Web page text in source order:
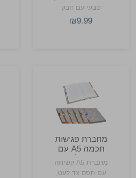
טבעי עם חבק
ומכסה סיליקון,
₪9.99
מחברת פגישות
חכמה A5 עם
תפס לעטמחברת A5 קשיחה
עם תפס צד לעט,